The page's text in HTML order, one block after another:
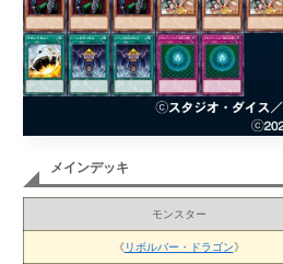
メインデッキ
モンスター
《リボルバー・ドラゴン》